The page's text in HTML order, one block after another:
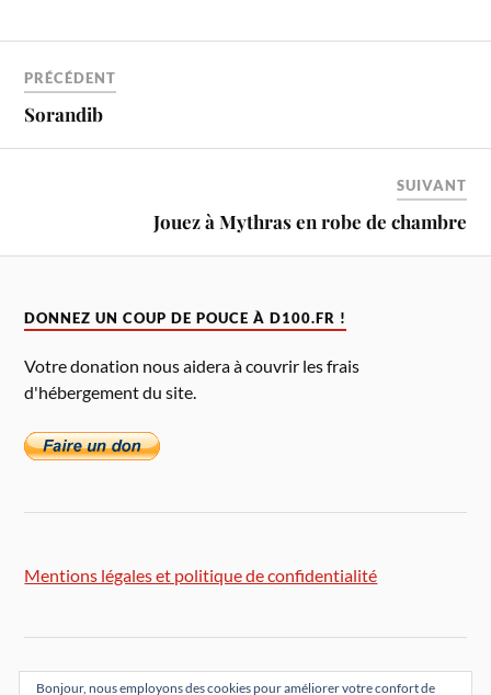
PRÉCÉDENT
Sorandib
SUIVANT
Jouez à Mythras en robe de chambre
DONNEZ UN COUP DE POUCE À D100.FR !
Votre donation nous aidera à couvrir les frais
d'hébergement du site.
Mentions légales et politique de confidentialité
Bonjour, nous employons des cookies pour améliorer votre confort de